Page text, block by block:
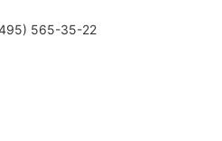
565-35-22